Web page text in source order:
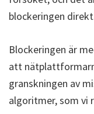
blockeringen
Blockeringen är
att
granskningen av
algoritmer, som vi